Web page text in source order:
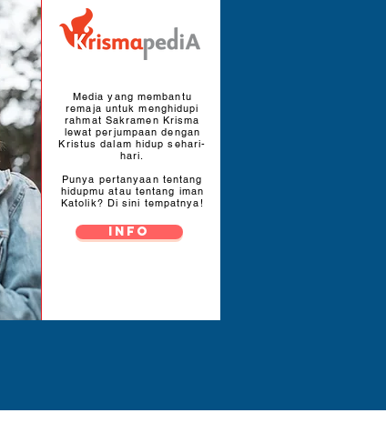
Media yang membantu
remaja untuk menghidupi
rahmat Sakramen Krisma
lewat perjumpaan dengan
Kristus dalam hidup sehari-
hari.
Punya pertanyaan tentang
hidupmu atau tentang iman
Katolik? Di sini tempatnya!
INFO